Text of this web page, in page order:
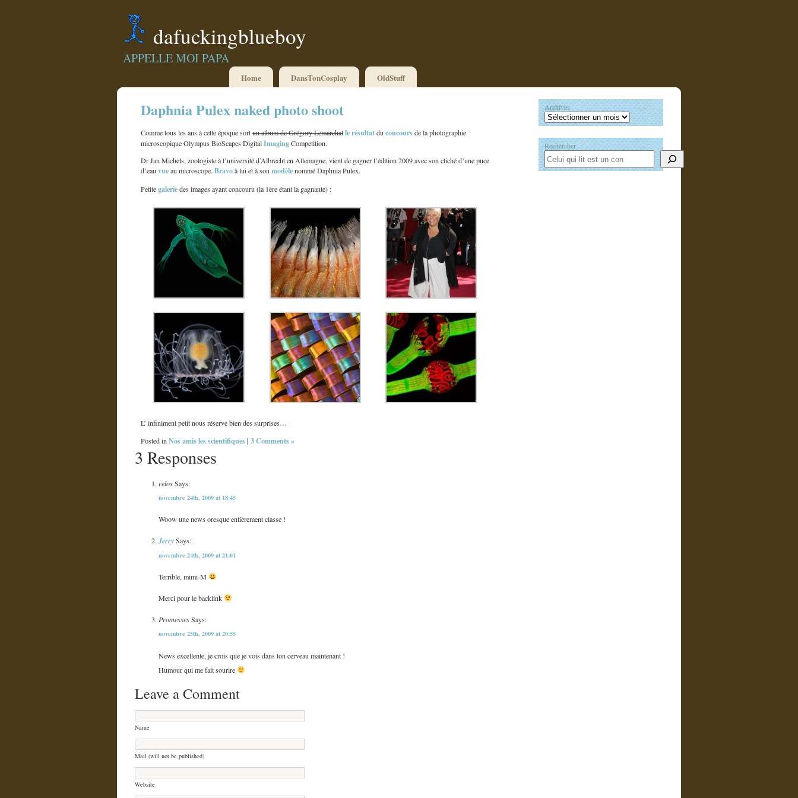
dafuckingblueboy
APPELLE MOI PAPA
Home DansTonCosplay OldStuff
Daphnia Pulex naked photo shoot
Comme tous les ans à cette époque sortun album de Grégory Lemarchalle résultatduconcoursde la photographie
microscopique Olympus BioScapes DigitalImagingCompetition.
Dr Jan Michels, zoologiste à l’université d’Albrecht en Allemagne, vient de gagner l’édition 2009 avec son cliché d’une puce
d’eauvueau microscope. Bravoà lui et à sonmodèlenommé Daphnia Pulex.
Petitegaleriedes images ayant concouru (la 1ère étant la gagnante) :
L’ infiniment petit nous réserve bien des surprises…
Posted inNos amis les scientifiques| 3 Comments »
3 Responses
relosSays:
novembre 24th, 2009 at 18:45
Woow une news oresque entièrement classe !
JerrySays:
novembre 24th, 2009 at 21:01
Terrible, mimi-M
Merci pour le backlink
PromessesSays:
novembre 25th, 2009 at 20:55
News excellente, je crois que je vois dans ton cerveau maintenant !
Humour qui me fait sourire
Leave a Comment
Name
Mail (will not be published)
Website
Archives
Rechercher